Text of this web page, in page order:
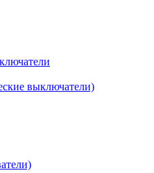
выключатели)